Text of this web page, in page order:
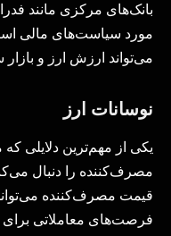
مورد سیاست‌های مالی
می‌تواند ارزش ارز و بازار
نوسانات ارز
یکی از مهم‌ترین دلایلی
مصرف‌کننده را دنبال
قیمت مصرف‌کننده